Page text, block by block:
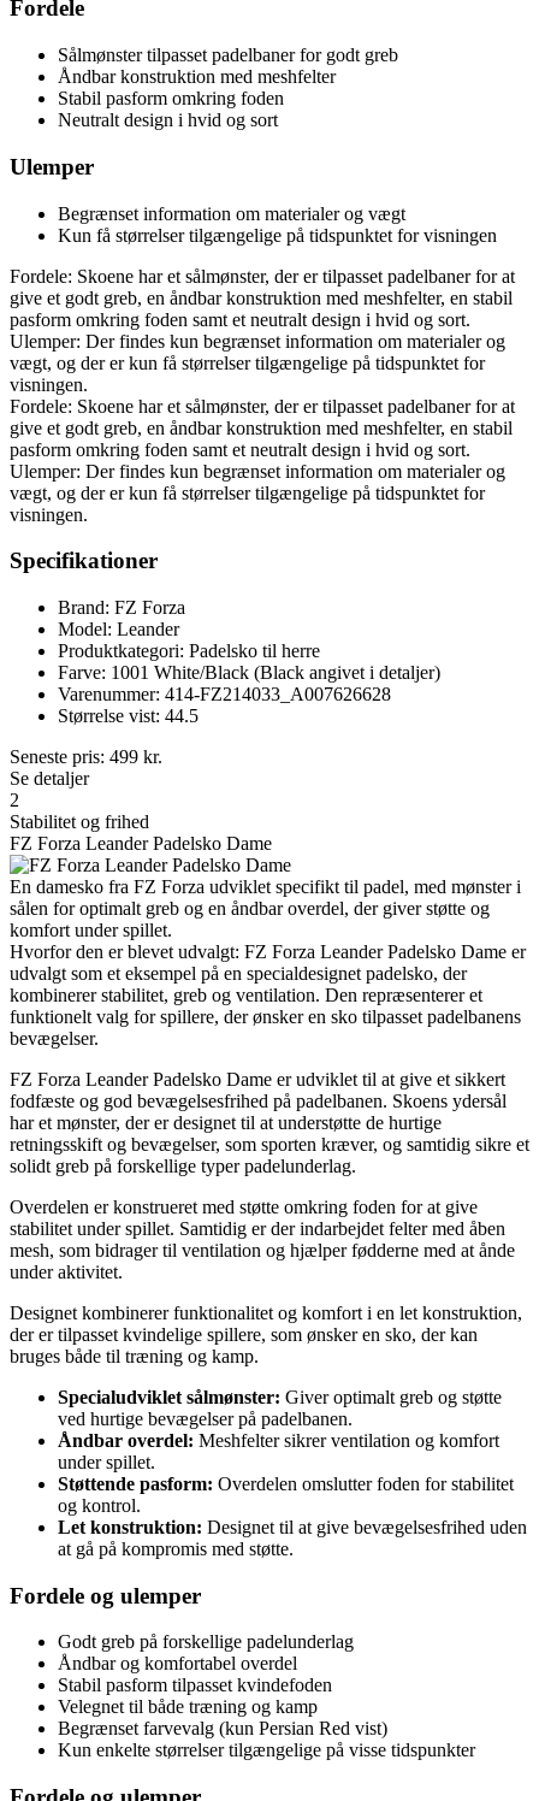
Fordele
Sålmønster tilpasset padelbaner for godt greb
Åndbar konstruktion med meshfelter
Stabil pasform omkring foden
Neutralt design i hvid og sort
Ulemper
Begrænset information om materialer og vægt
Kun få størrelser tilgængelige på tidspunktet for visningen
Fordele: Skoene har et sålmønster, der er tilpasset padelbaner for at
give et godt greb, en åndbar konstruktion med meshfelter, en stabil
pasform omkring foden samt et neutralt design i hvid og sort.
Ulemper: Der findes kun begrænset information om materialer og
vægt, og der er kun få størrelser tilgængelige på tidspunktet for
visningen.
Fordele: Skoene har et sålmønster, der er tilpasset padelbaner for at
give et godt greb, en åndbar konstruktion med meshfelter, en stabil
pasform omkring foden samt et neutralt design i hvid og sort.
Ulemper: Der findes kun begrænset information om materialer og
vægt, og der er kun få størrelser tilgængelige på tidspunktet for
visningen.
Specifikationer
Brand: FZ Forza
Model: Leander
Produktkategori: Padelsko til herre
Farve: 1001 White/Black (Black angivet i detaljer)
Varenummer: 414-FZ214033_A007626628
Størrelse vist: 44.5
Seneste pris: 499 kr.
Se detaljer
2
Stabilitet og frihed
FZ Forza Leander Padelsko Dame
En damesko fra FZ Forza udviklet specifikt til padel, med mønster i
sålen for optimalt greb og en åndbar overdel, der giver støtte og
komfort under spillet.
Hvorfor den er blevet udvalgt: FZ Forza Leander Padelsko Dame er
udvalgt som et eksempel på en specialdesignet padelsko, der
kombinerer stabilitet, greb og ventilation. Den repræsenterer et
funktionelt valg for spillere, der ønsker en sko tilpasset padelbanens
bevægelser.
FZ Forza Leander Padelsko Dame er udviklet til at give et sikkert
fodfæste og god bevægelsesfrihed på padelbanen. Skoens ydersål
har et mønster, der er designet til at understøtte de hurtige
retningsskift og bevægelser, som sporten kræver, og samtidig sikre et
solidt greb på forskellige typer padelunderlag.
Overdelen er konstrueret med støtte omkring foden for at give
stabilitet under spillet. Samtidig er der indarbejdet felter med åben
mesh, som bidrager til ventilation og hjælper fødderne med at ånde
under aktivitet.
Designet kombinerer funktionalitet og komfort i en let konstruktion,
der er tilpasset kvindelige spillere, som ønsker en sko, der kan
bruges både til træning og kamp.
Specialudviklet sålmønster: Giver optimalt greb og støtte
ved hurtige bevægelser på padelbanen.
Åndbar overdel: Meshfelter sikrer ventilation og komfort
under spillet.
Støttende pasform: Overdelen omslutter foden for stabilitet
og kontrol.
Let konstruktion: Designet til at give bevægelsesfrihed uden
at gå på kompromis med støtte.
Fordele og ulemper
Godt greb på forskellige padelunderlag
Åndbar og komfortabel overdel
Stabil pasform tilpasset kvindefoden
Velegnet til både træning og kamp
Begrænset farvevalg (kun Persian Red vist)
Kun enkelte størrelser tilgængelige på visse tidspunkter